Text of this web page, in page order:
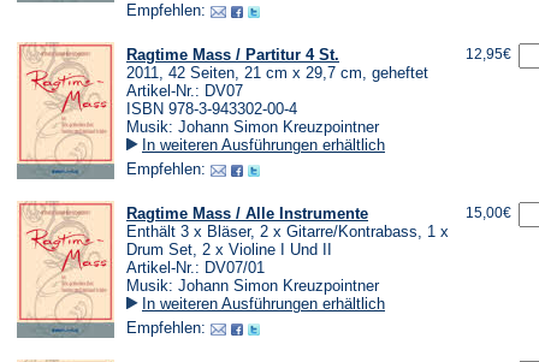
Empfehlen:
Ragtime Mass / Partitur 4 St.
2011, 42 Seiten, 21 cm x 29,7 cm, geheftet
Artikel-Nr.: DV07
ISBN 978-3-943302-00-4
Musik: Johann Simon Kreuzpointner
In weiteren Ausführungen erhältlich
Empfehlen:
12,95€
Ragtime Mass / Alle Instrumente
Enthält 3 x Bläser, 2 x Gitarre/Kontrabass, 1 x
Drum Set, 2 x Violine I Und II
Artikel-Nr.: DV07/01
Musik: Johann Simon Kreuzpointner
In weiteren Ausführungen erhältlich
Empfehlen:
15,00€